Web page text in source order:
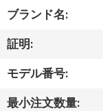
ク
ト
私
ブランド名:
証明:
モデル番号:
最小注文数量: